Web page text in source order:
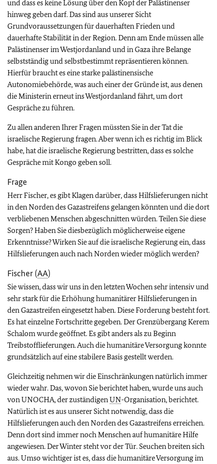
und dass es keine Lösung über den Kopf der Palästinenser
hinweg geben darf. Das sind aus unserer Sicht
Grundvoraussetzungen für dauerhaften Frieden und
dauerhafte Stabilität in der Region. Denn am Ende müssen alle
Palästinenser im Westjordanland und in Gaza ihre Belange
selbstständig und selbstbestimmt repräsentieren können.
Hierfür braucht es eine starke palästinensische
Autonomiebehörde, was auch einer der Gründe ist, aus denen
die Ministerin erneut ins Westjordanland fährt, um dort
Gespräche zu führen.
Zu allen anderen Ihrer Fragen müssten Sie in der Tat die
israelische Regierung fragen. Aber wenn ich es richtig im Blick
habe, hat die israelische Regierung bestritten, dass es solche
Gespräche mit Kongo geben soll.
Frage
Herr Fischer, es gibt Klagen darüber, dass Hilfslieferungen nicht
in den Norden des Gazastreifens gelangen könnten und die dort
verbliebenen Menschen abgeschnitten würden. Teilen Sie diese
Sorgen? Haben Sie diesbezüglich möglicherweise eigene
Erkenntnisse? Wirken Sie auf die israelische Regierung ein, dass
Hilfslieferungen auch nach Norden wieder möglich werden?
Fischer (AA)
Sie wissen, dass wir uns in den letzten Wochen sehr intensiv und
sehr stark für die Erhöhung humanitärer Hilfslieferungen in
den Gazastreifen eingesetzt haben. Diese Forderung besteht fort.
Es hat einzelne Fortschritte gegeben. Der Grenzübergang Kerem
Schalom wurde geöffnet. Es gibt anders als zu Beginn
Treibstofflieferungen. Auch die humanitäre Versorgung konnte
grundsätzlich auf eine stabilere Basis gestellt werden.
Gleichzeitig nehmen wir die Einschränkungen natürlich immer
wieder wahr. Das, wovon Sie berichtet haben, wurde uns auch
von UNOCHA, der zuständigenUN-Organisation, berichtet.
Natürlich ist es aus unserer Sicht notwendig, dass die
Hilfslieferungen auch den Norden des Gazastreifens erreichen.
Denn dort sind immer noch Menschen auf humanitäre Hilfe
angewiesen. Der Winter steht vor der Tür. Seuchen breiten sich
aus. Umso wichtiger ist es, dass die humanitäre Versorgung im